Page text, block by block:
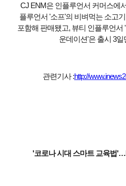
CJ ENM은 인플루언서 커머스에
플루언서 '소프'의 비벼먹는 소고
포함해 판매됐고, 뷰티 인플루언
운데이션'은 출시 3일
관련기사 :http://
'코로나 시대 스마트 교육법